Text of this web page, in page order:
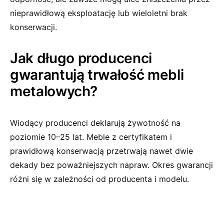
nieprawidłową eksploatację lub wieloletni brak
konserwacji.
Jak długo producenci
gwarantują trwałość mebli
metalowych?
Wiodący producenci deklarują żywotność na
poziomie 10–25 lat. Meble z certyfikatem i
prawidłową konserwacją przetrwają nawet dwie
dekady bez poważniejszych napraw. Okres gwarancji
różni się w zależności od producenta i modelu.